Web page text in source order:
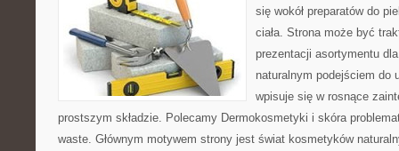
się wokół preparatów do
ciała. Strona może być
prezentacji asortymentu
naturalnym podejściem do
wpisuje się w rosnące
prostszym składzie. Polecamy Dermokosmetyki i skóra
waste. Głównym motywem strony jest świat kosmetyków